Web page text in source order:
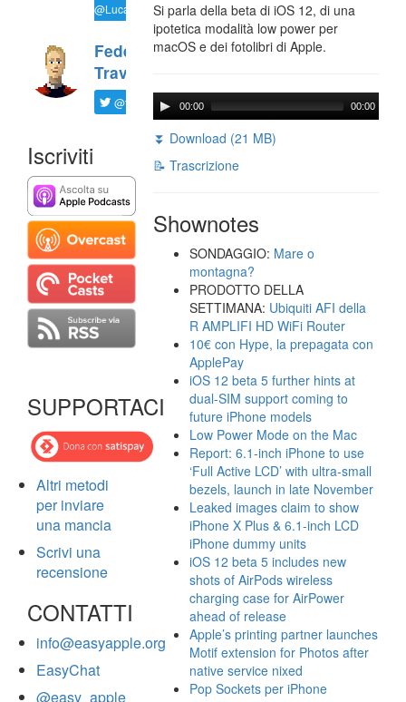
@LucaTNT
Federico
Travaini
@ftrava
Iscriviti
SUPPORTACI
Altri metodi
per inviare
una mancia
Scrivi una
recensione
CONTATTI
info@easyapple.org
EasyChat
@easy_apple
Si parla della beta di iOS 12, di una
ipotetica modalità low power per
macOS e dei fotolibri di Apple.
00:00 00:00
⏬ Download (21 MB)
📝 Trascrizione
Shownotes
SONDAGGIO: Mare o
montagna?
PRODOTTO DELLA
SETTIMANA: Ubiquiti AFI della
R AMPLIFI HD WiFi Router
10€ con Hype, la prepagata con
ApplePay
iOS 12 beta 5 further hints at
dual-SIM support coming to
future iPhone models
Low Power Mode on the Mac
Report: 6.1-inch iPhone to use
‘Full Active LCD’ with ultra-small
bezels, launch in late November
Leaked images claim to show
iPhone X Plus & 6.1-inch LCD
iPhone dummy units
iOS 12 beta 5 includes new
shots of AirPods wireless
charging case for AirPower
ahead of release
Apple’s printing partner launches
Motif extension for Photos after
native service nixed
Pop Sockets per iPhone